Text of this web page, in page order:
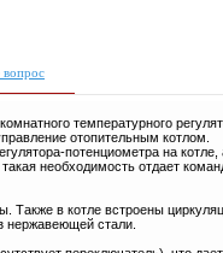
вопрос
температурного
отопительным котлом.
потенциометра на котле,
необходимость отдает
Также в котле встроены
нержавеющей стали.